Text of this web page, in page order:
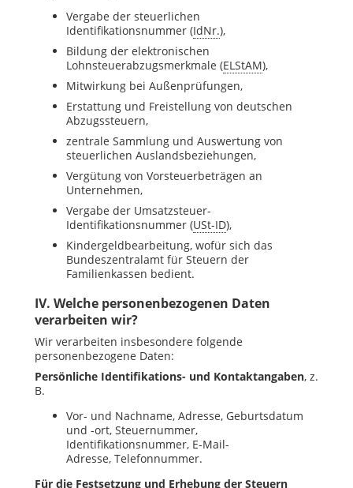
Vergabe der steuerlichen
Identifikationsnummer (IdNr.),
Bildung der elektronischen
Lohnsteuerabzugsmerkmale (ELStAM),
Mitwirkung bei Außenprüfungen,
Erstattung und Freistellung von deutschen
Abzugssteuern,
zentrale Sammlung und Auswertung von
steuerlichen Auslandsbeziehungen,
Vergütung von Vorsteuerbeträgen an
Unternehmen,
Vergabe der Umsatzsteuer-
Identifikationsnummer (USt-ID),
Kindergeldbearbeitung, wofür sich das
Bundeszentralamt für Steuern der
Familienkassen bedient.
IV. Welche personenbezogenen Daten
verarbeiten wir?
Wir verarbeiten insbesondere folgende
personenbezogene Daten:
Persönliche Identifikations- und Kontaktangaben, z.
B.
Vor- und Nachname, Adresse, Geburtsdatum
und -ort, Steuernummer,
Identifikationsnummer, E-Mail-
Adresse, Telefonnummer.
Für die Festsetzung und Erhebung der Steuern